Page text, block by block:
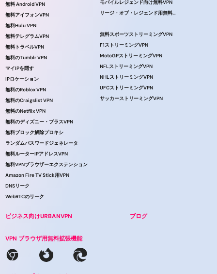
無料 Android VPN
無料アイフォンVPN
無料Hulu VPN
無料テレグラムVPN
無料トラベルVPN
無料のTumblr VPN
マイIPを隠す
IPロケーション
無料のRoblox VPN
無料のCraigslist VPN
無料のNetflix VPN
無料のディズニー・プラスVPN
無料ブロック解除プロキシ
ランダムパスワードジェネレータ
無料ルーターIPアドレスVPN
無料VPNブラウザーエクステンション
Amazon Fire TV Stick用VPN
DNSリーク
WebRTCのリーク
ビジネス向けURBANVPN
モバイルレジェンド向け無料VPN
リージ・オブ・レジェンド用無料VPN
無料スポーツストリーミングVPN
F1ストリーミングVPN
MotoGPストリーミングVPN
NFLストリーミングVPN
NHLストリーミングVPN
UFCストリーミングVPN
サッカーストリーミングVPN
ブログ
VPN ブラウザ用無料拡張機能